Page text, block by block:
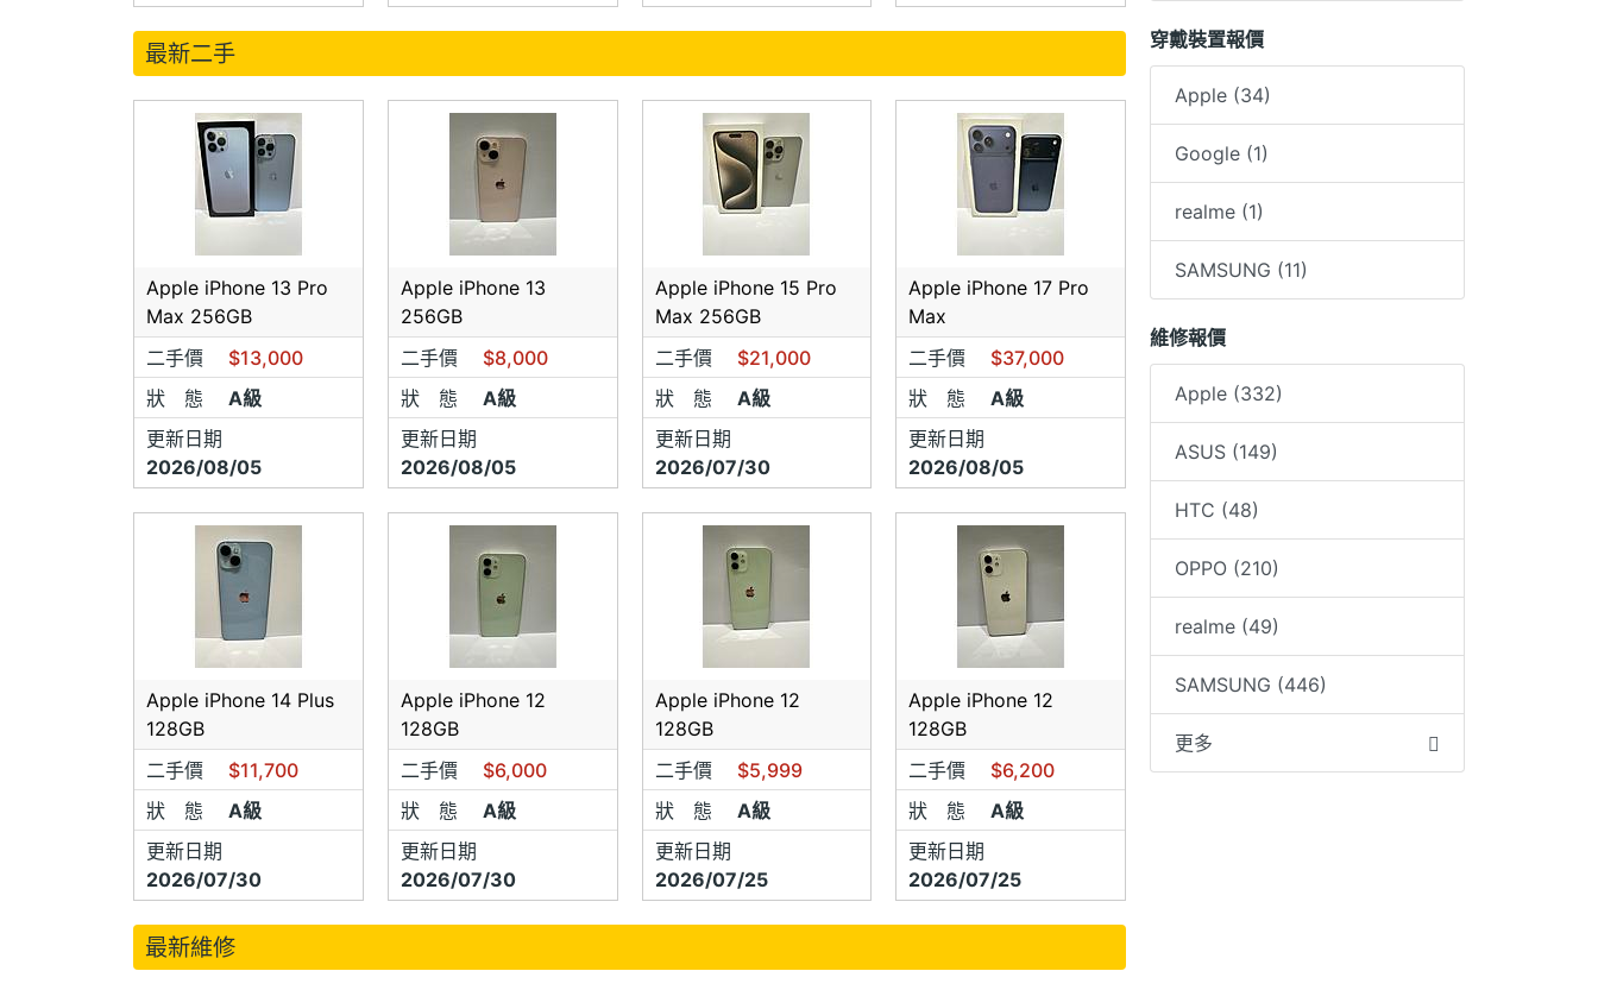
最新二手
Apple iPhone 13 Pro
Max 256GB
二手價
$13,000
狀 態
A級
更新日期
2026/08/05
Apple iPhone 13
256GB
二手價
$8,000
狀 態
A級
更新日期
2026/08/05
Apple iPhone 15 Pro
Max 256GB
二手價
$21,000
狀 態
A級
更新日期
2026/07/30
Apple iPhone 17 Pro
Max
二手價
$37,000
狀 態
A級
更新日期
2026/08/05
Apple iPhone 14 Plus
128GB
二手價
$11,700
狀 態
A級
更新日期
2026/07/30
Apple iPhone 12
128GB
二手價
$6,000
狀 態
A級
更新日期
2026/07/30
Apple iPhone 12
128GB
二手價
$5,999
狀 態
A級
更新日期
2026/07/25
Apple iPhone 12
128GB
二手價
$6,200
狀 態
A級
更新日期
2026/07/25
最新維修
穿戴裝置報價
Apple (34)
Google (1)
realme (1)
SAMSUNG (11)
維修報價
Apple (332)
ASUS (149)
HTC (48)
OPPO (210)
realme (49)
SAMSUNG (446)
更多